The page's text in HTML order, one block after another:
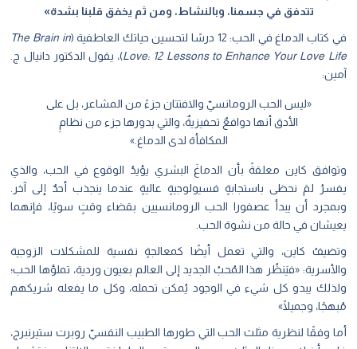
تتدفق في جسمنا، وبالنشاط، ومن ثم يخفق قلبنا بشدة»
في كتاب الدماغ في الحب: 12 درسًا لتحسين حياتك العاطفية (
The Brain in
Love: 12 Lessons to Enhance Your Love Life)، يقول الدكتور دانيال ج.
آمين:
«ليس الحب الرومانسيّ والافتتان جزءً من المشاعر، بل على
الأدق أنها دوافعٌ تحفيزيةٌ، والتي بدورها جزء من نظامِ
المكافأة لدى الدماغ.»
وتوافق كاين معلقةً بأن الدماغَ البشري يؤيدُ الوقوع في الحب، والذي
يفسرُ لمَ نحظى باستجابةٍ فسيولوجيةٍ عاليةٍ عندما ينجذب أحدٌ إلى آخر.
وبمجرد أن يبدأ عصفورا الحب الرومانسيين بقضاء وقتٍ سويًا، فإنهما
يعيشان في حالة من نشوة الحب.
وتضيفُ كاين، والتي تعمل أيضًا كمعالجةٍ نفسية للمشكلات الزوجية
والأسرية: «فيَنظُر هذا المُحبُ الجديد إلى العالم بعيون وردية، تملؤها الحب؛
ولذلك يبدو كل شيء في الوجود يُمكن تحمله، وكل ما يفعله شريكهم
مُبهجًا، وجميلًا»
أما وفقًا لنظرية مثلث الحب التي طورها الطبيب النفسيّ روبرت ستيرنبرج،